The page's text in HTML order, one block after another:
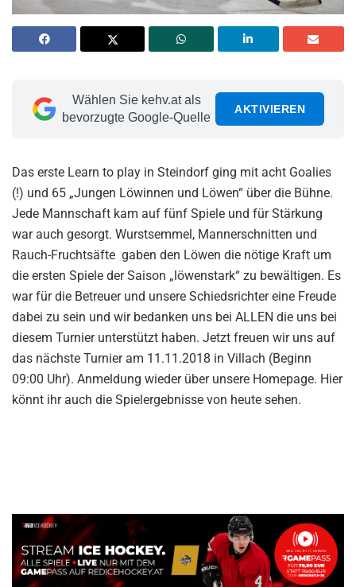
Wählen Sie kehv.at als
bevorzugte Google-Quelle
AKTIVIEREN
Das erste Learn to play in Steindorf ging mit acht Goalies
(!) und 65 „Jungen Löwinnen und Löwen“ über die Bühne.
Jede Mannschaft kam auf fünf Spiele und für Stärkung
war auch gesorgt. Wurstsemmel, Mannerschnitten und
Rauch-Fruchtsäfte gaben den Löwen die nötige Kraft um
die ersten Spiele der Saison „löwenstark“ zu bewältigen. Es
war für die Betreuer und unsere Schiedsrichter eine Freude
dabei zu sein und wir bedanken uns bei ALLEN die uns bei
diesem Turnier unterstützt haben. Jetzt freuen wir uns auf
das nächste Turnier am 11.11.2018 in Villach (Beginn
09:00 Uhr). Anmeldung wieder über unsere Homepage. Hier
könnt ihr auch die Spielergebnisse von heute sehen.